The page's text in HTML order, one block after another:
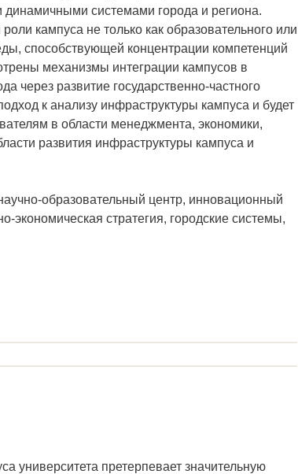
системами города и региона.
кампуса не только как образовательного или
способствующей концентрации компетенций
механизмы интеграции кампусов в
через развитие государственно-частного
к анализу инфраструктуры кампуса и будет
в области менеджмента, экономики,
развития инфраструктуры кампуса и
образовательный центр, инновационный
экономическая стратегия, городские системы,
университета претерпевает значительную